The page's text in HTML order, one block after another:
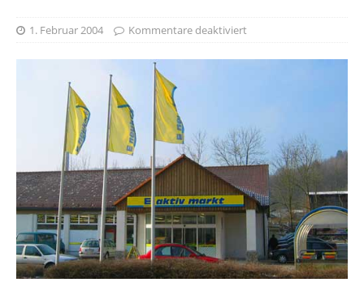
1. Februar 2004 Kommentare deaktiviert